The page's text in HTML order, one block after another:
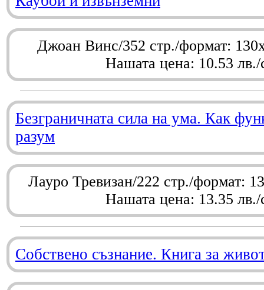
Джоан Винс/352 стр./формат:
Нашата цена: 10.53 лв./
Безграничната сила на ума. Как
разум
Лауро Тревизан/222 стр./формат:
Нашата цена: 13.35 лв./
Собствено съзнание. Книга за